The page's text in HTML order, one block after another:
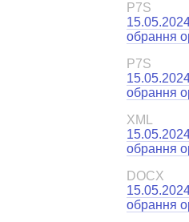
P7S
обрання
P7S
обрання
XML
обрання
DOCX
обрання